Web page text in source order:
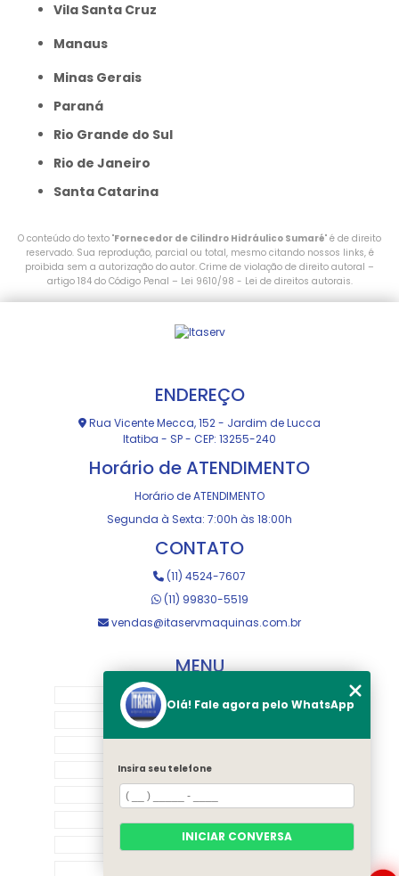
Vila Santa Cruz
Manaus
Minas Gerais
Paraná
Rio Grande do Sul
Rio de Janeiro
Santa Catarina
O conteúdo do texto "Fornecedor de Cilindro Hidráulico Sumaré" é de direito
reservado. Sua reprodução, parcial ou total, mesmo citando nossos links, é
proibida sem a autorização do autor. Crime de violação de direito autoral –
artigo 184 do Código Penal – Lei 9610/98 - Lei de direitos autorais.
ENDEREÇO
Rua Vicente Mecca, 152 - Jardim de Lucca
Itatiba - SP - CEP: 13255-240
Horário de ATENDIMENTO
Horário de ATENDIMENTO
Segunda à Sexta: 7:00h às 18:00h
CONTATO
(11) 4524-7607
(11) 99830-5519
vendas@itaservmaquinas.com.br
MENU
MANUTENÇÃO E USINAGEM
LOJA
EQUIPAMENTOS
RASTREAMENTO
CONTATO
Olá! Fale agora pelo WhatsApp
Insira seu telefone
INICIAR CONVERSA